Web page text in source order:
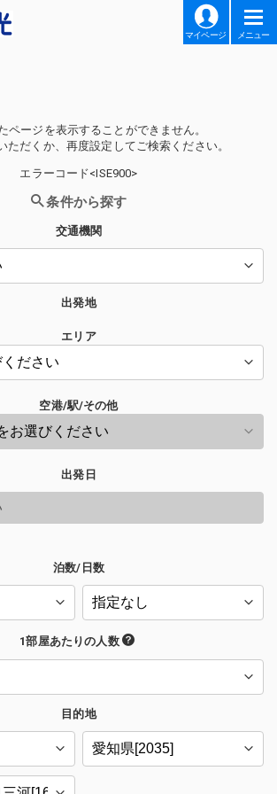
マイページ メニュー
ページを表示することができません。
ただくか、再度設定してご検索ください。
エラーコード<ISE900>
条件から探す
交通機関
出発地
エリア
空港/駅/その他
出発日
泊数/日数
1部屋あたりの人数
目的地